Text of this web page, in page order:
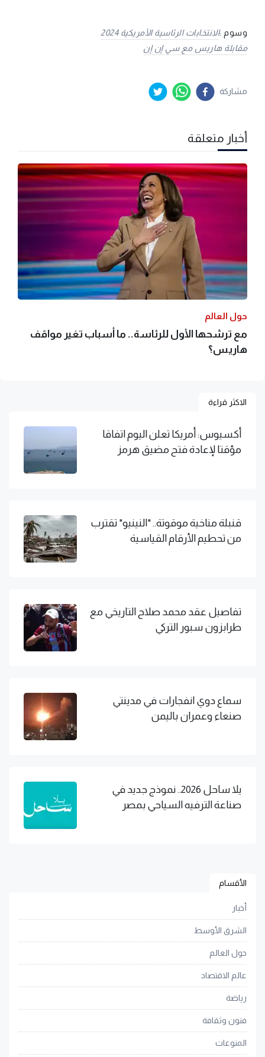
وسوم :الانتخابات الرئاسية الأمريكية 2024
مقابلة هاريس مع سي إن إن
مشاركة
أخبار متعلقة
حول العالم
مع ترشحها الأول للرئاسة.. ما أسباب تغير مواقف
هاريس؟
الاكثر قراءة
أكسيوس: أمريكا تعلن اليوم اتفاقا
مؤقتا لإعادة فتح مضيق هرمز
قنبلة مناخية موقوتة.. "النينيو" تقترب
من تحطيم الأرقام القياسية
تفاصيل عقد محمد صلاح التاريخي مع
طرابزون سبور التركي
سماع دوي انفجارات في مدينتي
صنعاء وعمران باليمن
يلا ساحل 2026.. نموذج جديد في
صناعة الترفيه السياحي بمصر
الأقسام
أخبار
الشرق الأوسط
حول العالم
عالم الاقتصاد
رياضة
فنون وثقافة
المنوعات